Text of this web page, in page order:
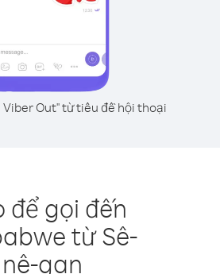
Viber Out" từ tiêu đề hội thoại
để gọi đến
từ Sê-
nê-gan